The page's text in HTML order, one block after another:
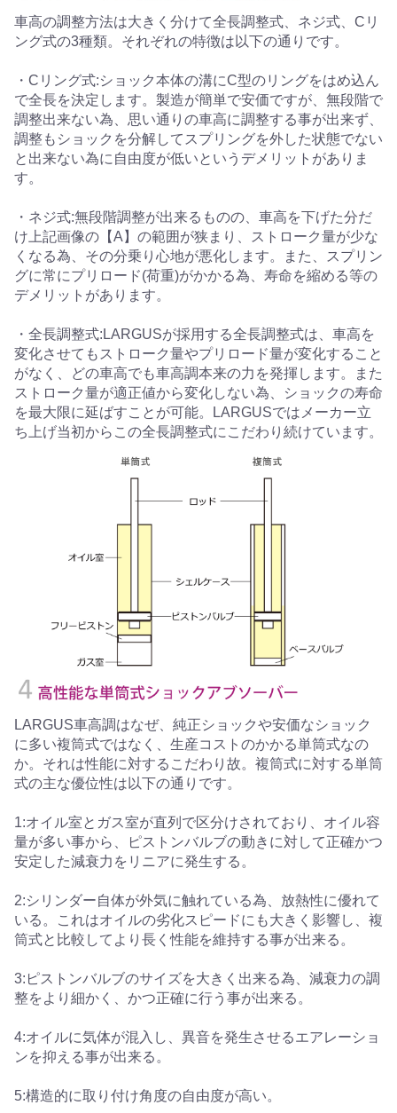
車高の調整方法は大きく分けて全長調整式、ネジ式、Cリ
ング式の3種類。それぞれの特徴は以下の通りです。
・Cリング式:ショック本体の溝にC型のリングをはめ込ん
で全長を決定します。製造が簡単で安価ですが、無段階で
調整出来ない為、思い通りの車高に調整する事が出来ず、
調整もショックを分解してスプリングを外した状態でない
と出来ない為に自由度が低いというデメリットがありま
す。
・ネジ式:無段階調整が出来るものの、車高を下げた分だ
け上記画像の【A】の範囲が狭まり、ストローク量が少な
くなる為、その分乗り心地が悪化します。また、スプリン
グに常にプリロード(荷重)がかかる為、寿命を縮める等の
デメリットがあります。
・全長調整式:LARGUSが採用する全長調整式は、車高を
変化させてもストローク量やプリロード量が変化すること
がなく、どの車高でも車高調本来の力を発揮します。また
ストローク量が適正値から変化しない為、ショックの寿命
を最大限に延ばすことが可能。LARGUSではメーカー立
ち上げ当初からこの全長調整式にこだわり続けています。
LARGUS車高調はなぜ、純正ショックや安価なショック
に多い複筒式ではなく、生産コストのかかる単筒式なの
か。それは性能に対するこだわり故。複筒式に対する単筒
式の主な優位性は以下の通りです。
1:オイル室とガス室が直列で区分けされており、オイル容
量が多い事から、ピストンバルブの動きに対して正確かつ
安定した減衰力をリニアに発生する。
2:シリンダー自体が外気に触れている為、放熱性に優れて
いる。これはオイルの劣化スピードにも大きく影響し、複
筒式と比較してより長く性能を維持する事が出来る。
3:ピストンバルブのサイズを大きく出来る為、減衰力の調
整をより細かく、かつ正確に行う事が出来る。
4:オイルに気体が混入し、異音を発生させるエアレーショ
ンを抑える事が出来る。
5:構造的に取り付け角度の自由度が高い。